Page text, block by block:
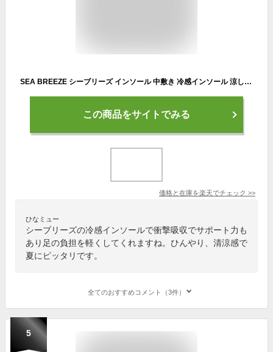
SEA BREEZE シーブリーズ インソール 中敷き 冷感インソール 涼しい 衝撃吸収SB-001Bmint fit gel ジェル ゲルメンズ レディースひんやり 爽快感 清涼感 衝撃吸収 サポート カップインソール
この商品をサイトでみる
価格と在庫を楽天でチェック >>
ひなミュー
シーブリーズの冷感インソールで衝撃吸収でサポート力も
あり足の負担を軽くしてくれますね。ひんやり、清涼感で
夏にピッタリです。
全てのおすすめコメント（3件）
5